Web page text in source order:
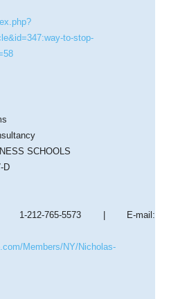
to-stop-
SCHOOLS
D
1-212-765-5573 | E-mail:
Members/NY/Nicholas-